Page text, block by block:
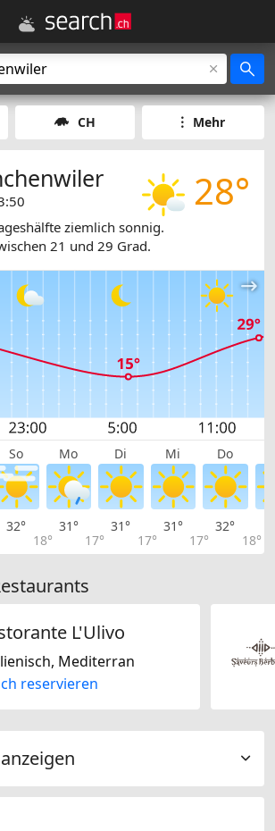
CH Mehr
28°
ziemlich sonnig.
21 und 29 Grad.
So Mo Di Mi Do
32°
18°
31°
17°
31°
17°
31°
17°
32°
18°
L'Ulivo
Mediterran
reservieren